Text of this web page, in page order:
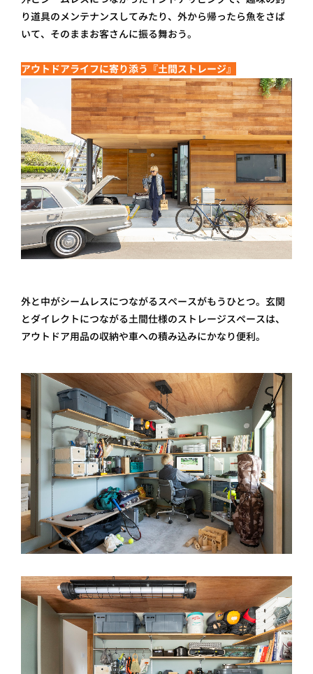
り道具のメンテナンスしてみたり、外から帰ったら魚をさば
いて、そのままお客さんに振る舞おう。
アウトドアライフに寄り添う『土間ストレージ』
外と中がシームレスにつながるスペースがもうひとつ。玄関
とダイレクトにつながる土間仕様のストレージスペースは、
アウトドア用品の収納や車への積み込みにかなり便利。